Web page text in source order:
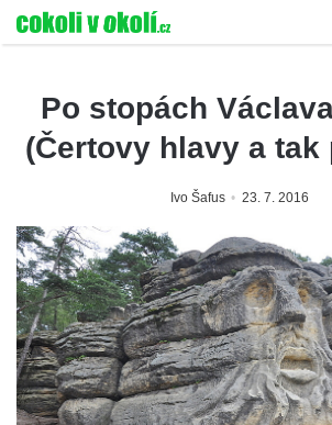
Po stopách
(Čertovy hlavy a tak
Ivo Šafus 23. 7. 2016